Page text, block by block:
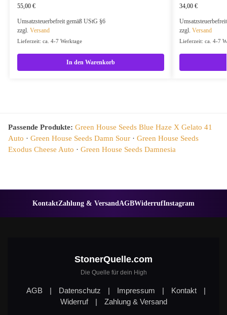
55,00 €
Umsatzsteuerbefreit gemäß UStG §6
zzgl. Versand
Lieferzeit: ca. 4-7 Werktage
In den Warenkorb
34,00 €
zzgl. Versand
Lieferzeit: ca. 4-7
Passende Produkte: Green House Seeds Blue Haze X Gelato 41
Auto · Green House Seeds Damn Sour · Green House Seeds
Exodus Cheese Auto · Green House Seeds Damnesia
KontaktZahlung & VersandAGBWiderrufInstagram
StonerQuelle.com
Die Quelle für dein High
AGB | Datenschutz | Impressum | Kontakt
|
Widerruf
| Zahlung & Versand